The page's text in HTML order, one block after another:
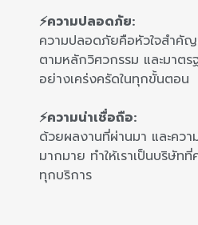
⚡ความปลอดภัย:
ความปลอดภัยคือหัวใจสำคัญ
ตามหลักวิศวกรรม และมาต
อย่างเคร่งครัดในทุกขั้นตอน
⚡ความน่าเชื่อถือ:
ด้วยผลงานที่ผ่านมา และควา
มากมาย ทำให้เราเป็นบริษัท
ทุกบริการ